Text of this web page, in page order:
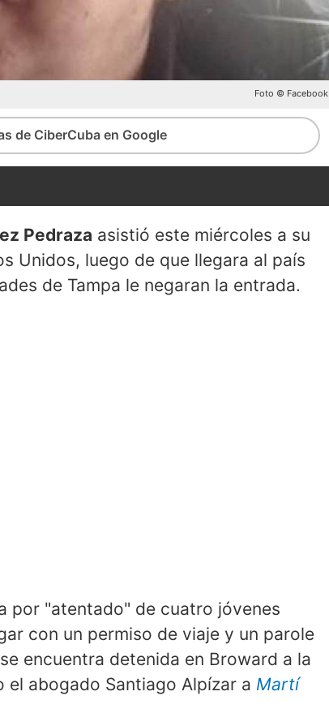
Foto © Facebook
de CiberCuba en Google
Pedraza asistió este miércoles a su
Unidos, luego de que llegara al país
de Tampa le negaran la entrada.
por "atentado" de cuatro jóvenes
con un permiso de viaje y un parole
encuentra detenida en Broward a la
el abogado Santiago Alpízar a Martí